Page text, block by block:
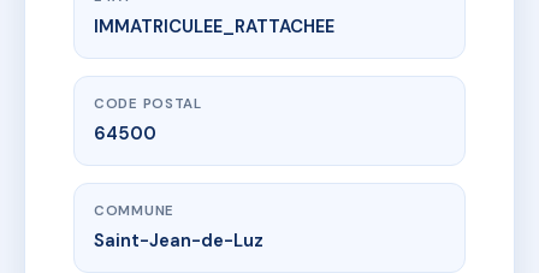
www.vme.plus/AC6463640
SDC PASAKA
9 r de la republique
IMMATRICULEE_RATTACHEE
CODE POSTAL
64500
COMMUNE
Saint-Jean-de-Luz